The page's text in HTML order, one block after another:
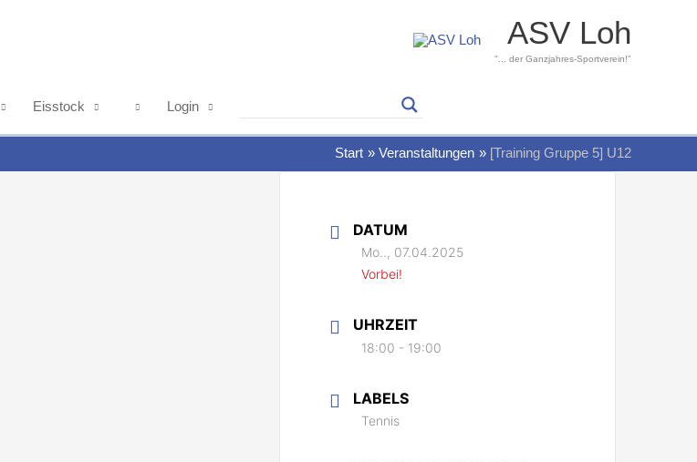
ASV Loh
"... der Ganzjahres-Sportverein!"
Eisstock Login
Start Veranstaltungen [Training Gruppe 5] U12
DATUM
Mo.., 07.04.2025
Vorbei!
UHRZEIT
18:00 - 19:00
LABELS
Tennis